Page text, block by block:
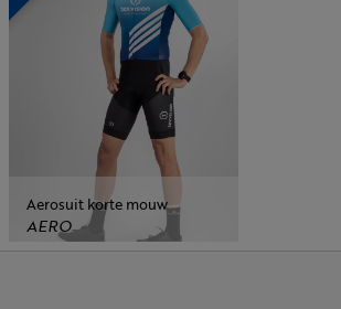
Aerosuit korte mouw
AERO